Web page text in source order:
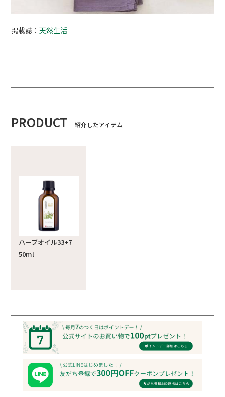
掲載誌：天然生活
PRODUCT 紹介したアイテム
ハーブオイル33+7
50ml